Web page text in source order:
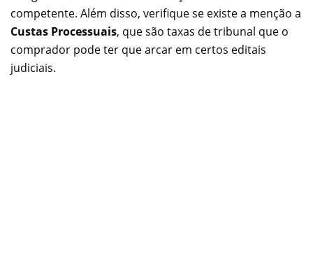
competente. Além disso, verifique se existe a menção a
Custas Processuais, que são taxas de tribunal que o
comprador pode ter que arcar em certos editais
judiciais.